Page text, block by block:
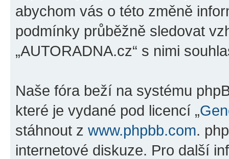
abychom vás o této změně
podmínky průběžně sledovat
„AUTORADNA.cz“ s nimi
Naše fóra beží na systému
které je vydané pod licencí „
stáhnout z www.phpbb.com.
internetové diskuze. Pro další